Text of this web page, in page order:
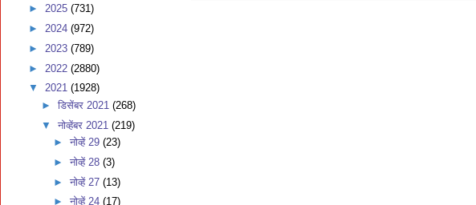
► 2025 (731)
► 2024 (972)
► 2023 (789)
► 2022 (2880)
▼ 2021 (1928)
► डिसेंबर 2021 (268)
▼ नोव्हेंबर 2021 (219)
►नोव्हें 29(23)
►नोव्हें 28(3)
►नोव्हें 27(13)
►नोव्हें 24(17)